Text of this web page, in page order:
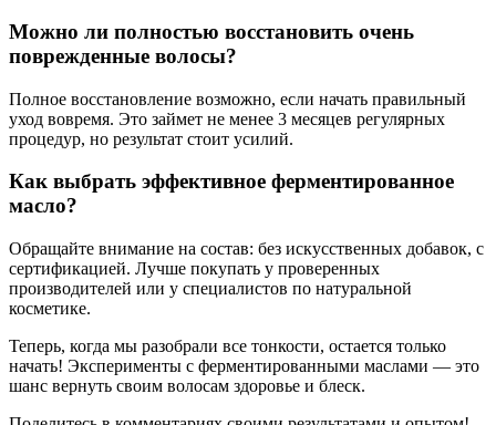
Можно ли полностью восстановить очень
поврежденные волосы?
Полное восстановление возможно, если начать правильный
уход вовремя. Это займет не менее 3 месяцев регулярных
процедур, но результат стоит усилий.
Как выбрать эффективное ферментированное
масло?
Обращайте внимание на состав: без искусственных добавок, с
сертификацией. Лучше покупать у проверенных
производителей или у специалистов по натуральной
косметике.
Теперь, когда мы разобрали все тонкости, остается только
начать! Эксперименты с ферментированными маслами — это
шанс вернуть своим волосам здоровье и блеск.